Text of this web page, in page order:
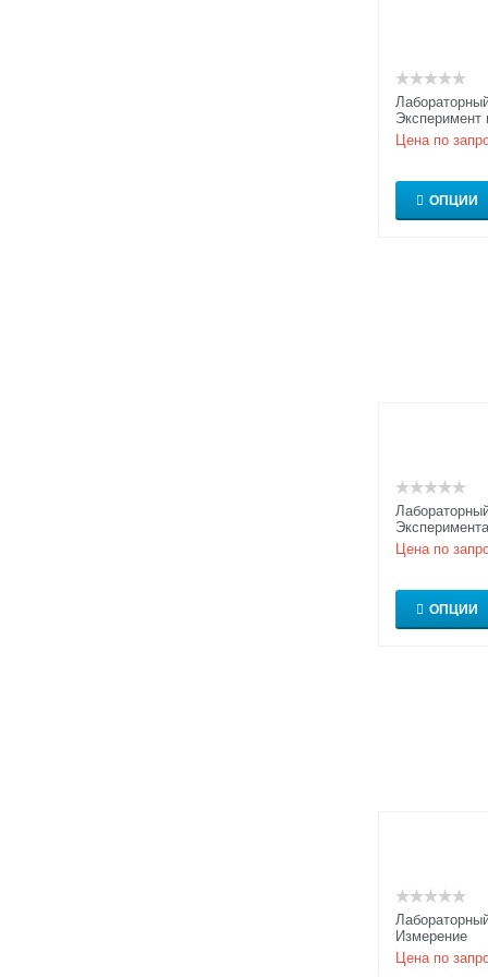
плоскости
Расширенная
Цена по
ОПЦИИ
для
Цена по
ОПЦИИ
Измерение
характеристик
Цена по